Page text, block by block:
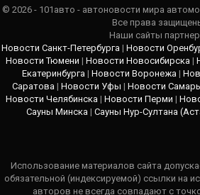
© 2026 - 101авто - автоновости мира
Все права
Наши сайты
Новости Санкт-Петербурга | Новости
Новости Тюмени | Новости Новосибирска |
Екатеринбурга | Новости Воронежа |
Саратова | Новости Уфы | Новости
Новости Челябинска | Новости Перми |
Сауны Минска | Сауны Нур-Султана
Использование материалов сайта
обязательной (индексируемой) ссылки на
авторов не всегда совпадают с